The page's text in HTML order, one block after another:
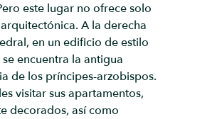
este lugar no ofrece solo
A la derecha
en un edificio de estilo
encuentra la antigua
de los príncipes-arzobispos.
visitar sus apartamentos,
decorados, así como